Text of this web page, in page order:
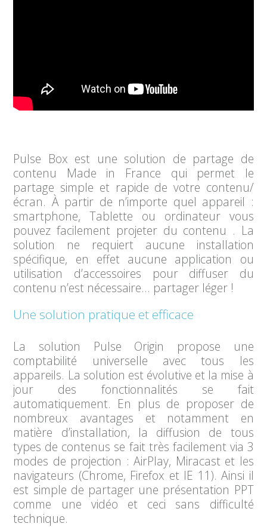
Pulse Box est une solution de partage de
contenu Made in France qui permet le
partage simple et rapide de votre contenu/
écran. À partir de n’importe quel appareil :
smartphone, Tablette ou ordinateur vous
pouvez facilement projeter du contenu . La
solution ne requiert aucune installation
spécifique, en effet aucune application ou
utilisation d’accessoires pour diffuser du
contenu n’est nécessaire… partager léger !
Une solution pratique et efficace
La solution Pulse Origin propose une
comptabilité universelle avec tous les
appareils. La solution est évolutive et la mise à
jour des fonctionnalités se fait
automatiquement. En plus de proposer de
nombreux avantages et notamment en
matière d’installation, la diffusion de tous
types de contenus se fait très facilement via 3
modes de projection : AirPlay, Miracast et les
navigateurs (Chrome, Firefox et IE 11). Ainsi il
est simple de partager une présentation PPT
comme une vidéo et ceci sans difficulté
technique.